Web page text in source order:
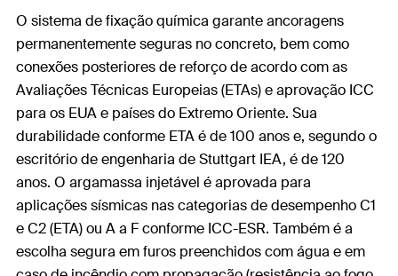
O sistema de fixação química garante ancoragens
permanentemente seguras no concreto, bem como
conexões posteriores de reforço de acordo com as
Avaliações Técnicas Europeias (ETAs) e aprovação ICC
para os EUA e países do Extremo Oriente. Sua
durabilidade conforme ETA é de 100 anos e, segundo o
escritório de engenharia de Stuttgart IEA, é de 120
anos. O argamassa injetável é aprovada para
aplicações sísmicas nas categorias de desempenho C1
e C2 (ETA) ou A a F conforme ICC-ESR. Também é a
escolha segura em furos preenchidos com água e em